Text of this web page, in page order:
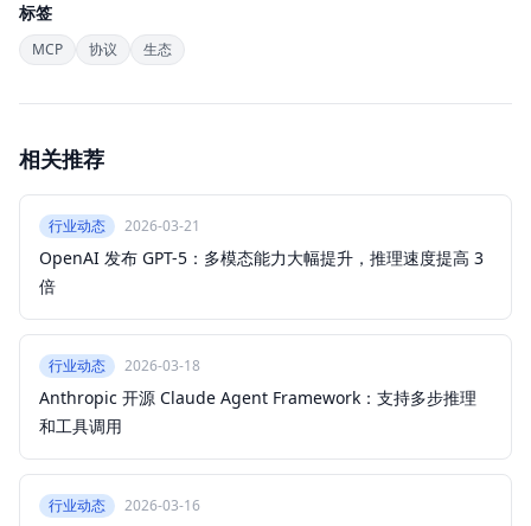
标签
MCP 协议 生态
相关推荐
行业动态 2026-03-21
OpenAI 发布 GPT-5：多模态能力大幅提升，推理速度提高 3
倍
行业动态 2026-03-18
Anthropic 开源 Claude Agent Framework：支持多步推理
和工具调用
行业动态 2026-03-16